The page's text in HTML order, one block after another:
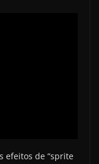
efeitos de “sprite